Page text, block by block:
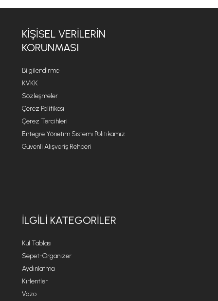
KIŞISEL VERILERIN
KORUNMASI
Bilgilendirme
KVKK
Sözleşmeler
Çerez Politikası
Çerez Tercihleri
Entegre Yönetim Sistemi Politikamız
Güvenli Alışveriş Rehberi
İLGILI KATEGORILER
Kül Tablası
Sepet-Organizer
Aydınlatma
Kırlentler
Vazo